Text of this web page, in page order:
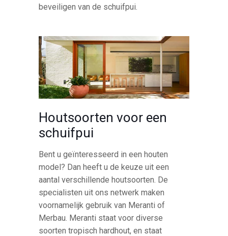
beveiligen van de schuifpui.
Houtsoorten voor een
schuifpui
Bent u geïnteresseerd in een houten
model? Dan heeft u de keuze uit een
aantal verschillende houtsoorten. De
specialisten uit ons netwerk maken
voornamelijk gebruik van Meranti of
Merbau. Meranti staat voor diverse
soorten tropisch hardhout, en staat